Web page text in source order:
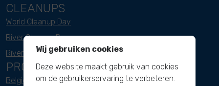
CLEANUPS
World Cleanup Day
River Cleanup Days
River Cleanup Challenge
PROJECTEN
België
Wij gebruiken cookies
Deze website maakt gebruik van cookies
om de gebruikerservaring te verbeteren.